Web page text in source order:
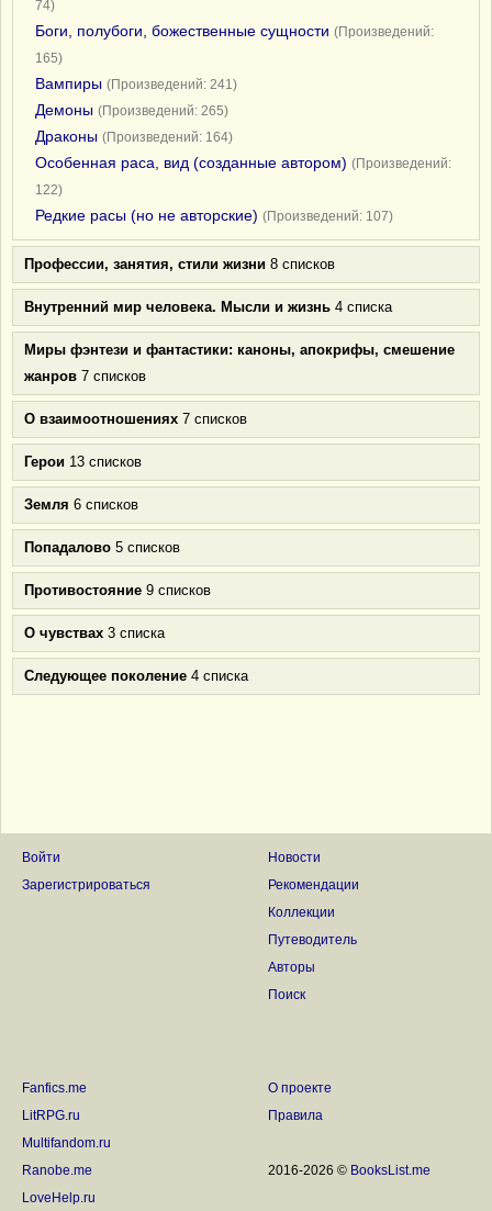
74)
Боги, полубоги, божественные сущности (Произведений:
165)
Вампиры (Произведений: 241)
Демоны (Произведений: 265)
Драконы (Произведений: 164)
Особенная раса, вид (созданные автором) (Произведений:
122)
Редкие расы (но не авторские) (Произведений: 107)
Профессии, занятия, стили жизни 8 списков
Внутренний мир человека. Мысли и жизнь 4 списка
Миры фэнтези и фантастики: каноны, апокрифы, смешение
жанров 7 списков
О взаимоотношениях 7 списков
Герои 13 списков
Земля 6 списков
Попадалово 5 списков
Противостояние 9 списков
О чувствах 3 списка
Следующее поколение 4 списка
Войти
Зарегистрироваться
Новости
Рекомендации
Коллекции
Путеводитель
Авторы
Поиск
Fanfics.me
LitRPG.ru
Multifandom.ru
Ranobe.me
LoveHelp.ru
О проекте
Правила
2016-2026 © BooksList.me